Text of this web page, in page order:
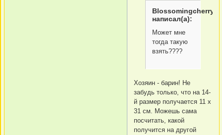
Blossomingcherry
написал(а):
Может мне
тогда такую
взять????
Хозяин - барин! Не
забудь только, что на 14-
й размер получается 11 х
31 см. Можешь сама
посчитать, какой
получится на другой